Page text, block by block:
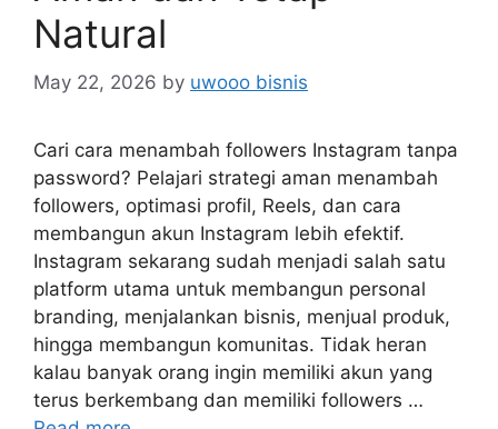
Natural
May 22, 2026 by uwooo bisnis
Cari cara menambah followers Instagram tanpa
password? Pelajari strategi aman menambah
followers, optimasi profil, Reels, dan cara
membangun akun Instagram lebih efektif.
Instagram sekarang sudah menjadi salah satu
platform utama untuk membangun personal
branding, menjalankan bisnis, menjual produk,
hingga membangun komunitas. Tidak heran
kalau banyak orang ingin memiliki akun yang
terus berkembang dan memiliki followers …